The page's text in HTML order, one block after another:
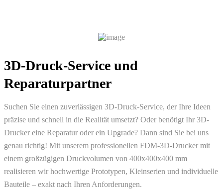
3D-Druck-Service und
Reparaturpartner
Suchen Sie einen zuverlässigen 3D-Druck-Service, der Ihre Ideen
präzise und schnell in die Realität umsetzt? Oder benötigt Ihr 3D-
Drucker eine Reparatur oder ein Upgrade? Dann sind Sie bei uns
genau richtig! Mit unserem professionellen FDM-3D-Drucker mit
einem großzügigen Druckvolumen von 400x400x400 mm
realisieren wir hochwertige Prototypen, Kleinserien und individuelle
Bauteile – exakt nach Ihren Anforderungen.